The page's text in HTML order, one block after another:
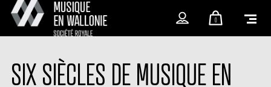
0
SIX SIÈCLES DE MUSIQUE EN